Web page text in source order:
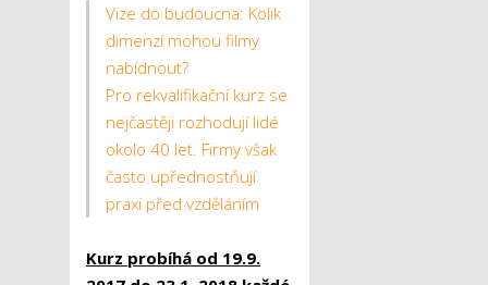
Vize do budoucna: Kolik
dimenzí mohou filmy
nabídnout?
Pro rekvalifikační kurz se
nejčastěji rozhodují lidé
okolo 40 let. Firmy však
často upřednostňují
praxi před vzděláním
Kurz probíhá od 19.9.